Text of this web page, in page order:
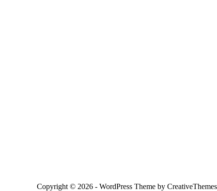
Copyright © 2026 - WordPress Theme by CreativeThemes